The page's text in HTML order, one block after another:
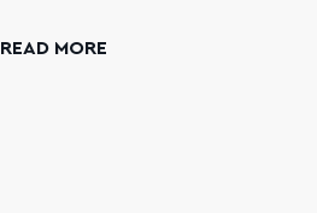
READ MORE